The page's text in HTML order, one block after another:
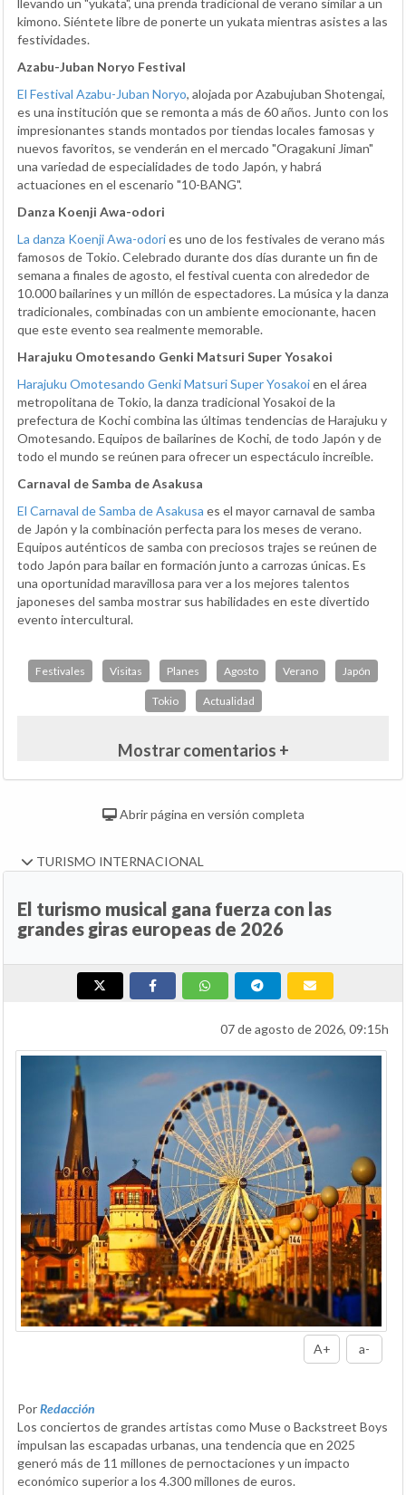
llevando un "yukata", una prenda tradicional de verano similar a un
kimono. Siéntete libre de ponerte un yukata mientras asistes a las
festividades.
Azabu-Juban Noryo Festival
El Festival Azabu-Juban Noryo, alojada por Azabujuban Shotengai,
es una institución que se remonta a más de 60 años. Junto con los
impresionantes stands montados por tiendas locales famosas y
nuevos favoritos, se venderán en el mercado "Oragakuni Jiman"
una variedad de especialidades de todo Japón, y habrá
actuaciones en el escenario "10-BANG".
Danza Koenji Awa-odori
La danza Koenji Awa-odories uno de los festivales de verano más
famosos de Tokio. Celebrado durante dos días durante un fin de
semana a finales de agosto, el festival cuenta con alrededor de
10.000 bailarines y un millón de espectadores. La música y la danza
tradicionales, combinadas con un ambiente emocionante, hacen
que este evento sea realmente memorable.
Harajuku Omotesando Genki Matsuri Super Yosakoi
Harajuku Omotesando Genki Matsuri Super Yosakoien el área
metropolitana de Tokio, la danza tradicional Yosakoi de la
prefectura de Kochi combina las últimas tendencias de Harajuku y
Omotesando. Equipos de bailarines de Kochi, de todo Japón y de
todo el mundo se reúnen para ofrecer un espectáculo increíble.
Carnaval de Samba de Asakusa
El Carnaval de Samba de Asakusa es el mayor carnaval de samba
de Japón y la combinación perfecta para los meses de verano.
Equipos auténticos de samba con preciosos trajes se reúnen de
todo Japón para bailar en formación junto a carrozas únicas. Es
una oportunidad maravillosa para ver a los mejores talentos
japoneses del samba mostrar sus habilidades en este divertido
evento intercultural.
Festivales Visitas Planes Agosto Verano Japón
Tokio Actualidad
Mostrar comentarios +
Abrir página en versión completa
TURISMO INTERNACIONAL
El turismo musical gana fuerza con las
grandes giras europeas de 2026
07 de agosto de 2026, 09:15h
A+ a-
PorRedacción
Los conciertos de grandes artistas como Muse o Backstreet Boys
impulsan las escapadas urbanas, una tendencia que en 2025
generó más de 11 millones de pernoctaciones y un impacto
económico superior a los 4.300 millones de euros.